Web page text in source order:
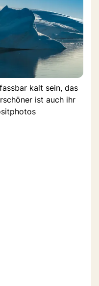
kalt sein, das
ist auch ihr